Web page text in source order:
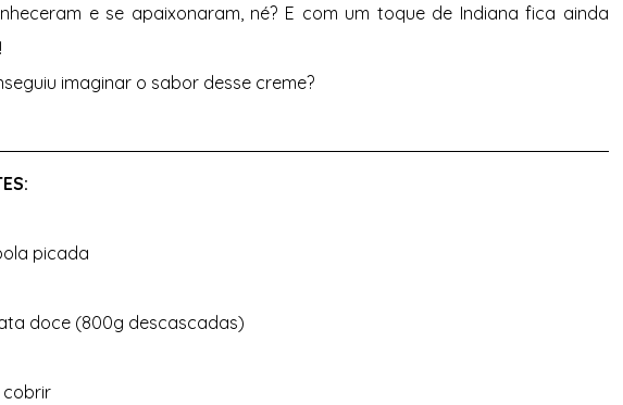
e se apaixonaram, né? E com um toque de Indiana fica ainda
imaginar o sabor desse creme?
picada
doce (800g descascadas)
cobrir